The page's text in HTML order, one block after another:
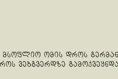
ომის დროს
ვებგვერდზე